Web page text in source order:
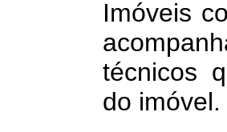
Imóveis
técnicos
do imóvel.